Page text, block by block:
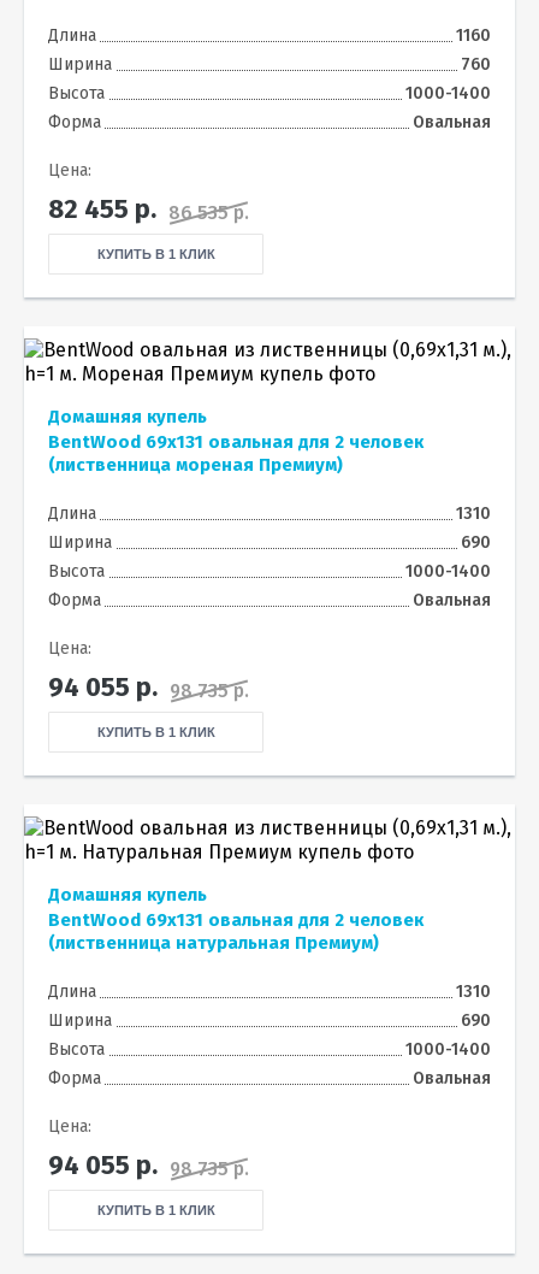
Длина
1160
Ширина
760
Высота
1000-1400
Форма
Овальная
Цена:
82 455 р. 86 535 р.
КУПИТЬ В 1 КЛИК
Домашняя купель
BentWood 69х131 овальная для 2 человек
(лиственница мореная Премиум)
Длина
1310
Ширина
690
Высота
1000-1400
Форма
Овальная
Цена:
94 055 р. 98 735 р.
КУПИТЬ В 1 КЛИК
Домашняя купель
BentWood 69х131 овальная для 2 человек
(лиственница натуральная Премиум)
Длина
1310
Ширина
690
Высота
1000-1400
Форма
Овальная
Цена:
94 055 р. 98 735 р.
КУПИТЬ В 1 КЛИК